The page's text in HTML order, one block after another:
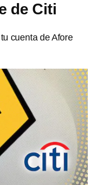
de Citi
cuenta de Afore